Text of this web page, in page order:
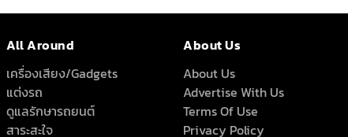
All Around
เครื่องเสียง/Gadgets
แต่งรถ
ดูแลรักษารถยนต์
สาระสะใจ
About Us
About Us
Advertise With Us
Terms Of Use
Privacy Policy